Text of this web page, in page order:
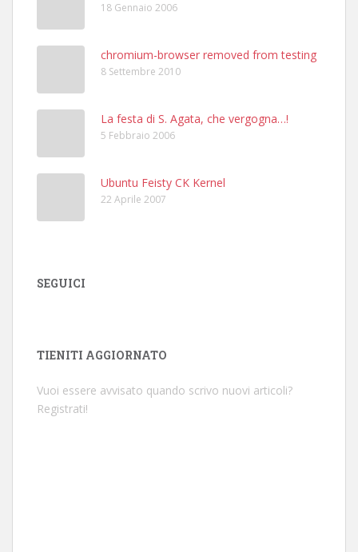
18 Gennaio 2006
chromium-browser removed from testing
8 Settembre 2010
La festa di S. Agata, che vergogna…!
5 Febbraio 2006
Ubuntu Feisty CK Kernel
22 Aprile 2007
SEGUICI
TIENITI AGGIORNATO
Vuoi essere avvisato quando scrivo nuovi articoli?
Registrati!